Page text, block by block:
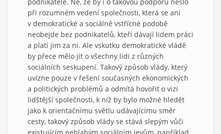
při rozumném vedení společnosti, která se ani
v demokratické a sociálně vstřícné podobě
neobejde bez podnikatelů, kteří dávají lidem práci
a platí jim za ni. Ale vskutku demokratické vládě
by přece mělo jít o všechny lidi z různých
sociálních seskupení. Takový způsob vlády, který
uvízne pouze v řešení současných ekonomických
a politických problémů a odmítá hovořit o vizi
lidštější společnosti, k níž by bylo možné hledět
jako k orientačnímu světlu udávajícímu směr
cesty, takový způsob vlády se stává slepým vůči